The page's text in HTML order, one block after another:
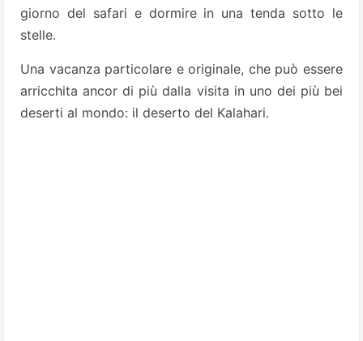
giorno del safari e dormire in una tenda sotto le
stelle.
Una vacanza particolare e originale, che può essere
arricchita ancor di più dalla visita in uno dei più bei
deserti al mondo: il deserto del Kalahari.